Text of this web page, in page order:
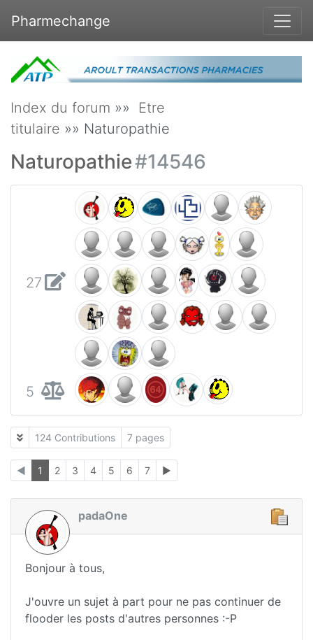
Pharmechange
Index du forum »» Etre
titulaire »» Naturopathie
Naturopathie#14546
27
5
124 Contributions 7 pages
◄ 1 2 3 4 5 6 7 ►
padaOne
Bonjour à tous,
J'ouvre un sujet à part pour ne pas continuer de
flooder les posts d'autres personnes :-P